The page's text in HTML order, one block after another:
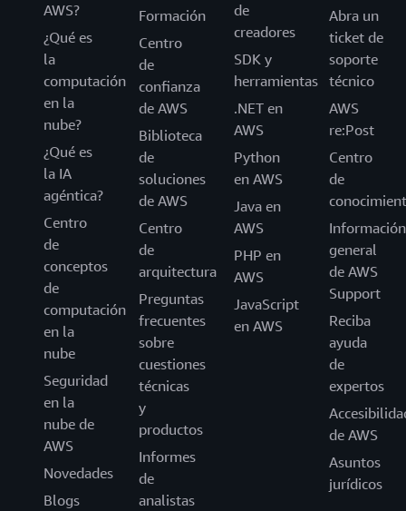
AWS?
¿Qué es
la
computación
en la
nube?
¿Qué es
la IA
agéntica?
Centro
de
conceptos
de
computación
en la
nube
Seguridad
en la
nube de
AWS
Novedades
Blogs
Formación
Centro
de
confianza
de AWS
Biblioteca
de
soluciones
de AWS
Centro
de
arquitectura
Preguntas
frecuentes
sobre
cuestiones
técnicas
y
productos
Informes
de
analistas
de
creadores
SDK y
herramientas
.NET en
AWS
Python
en AWS
Java en
AWS
PHP en
AWS
JavaScript
en AWS
Abra un
ticket de
soporte
técnico
AWS
re:Post
Centro
de
Información
general
de AWS
Support
Reciba
ayuda
de
expertos
de AWS
Asuntos
jurídicos